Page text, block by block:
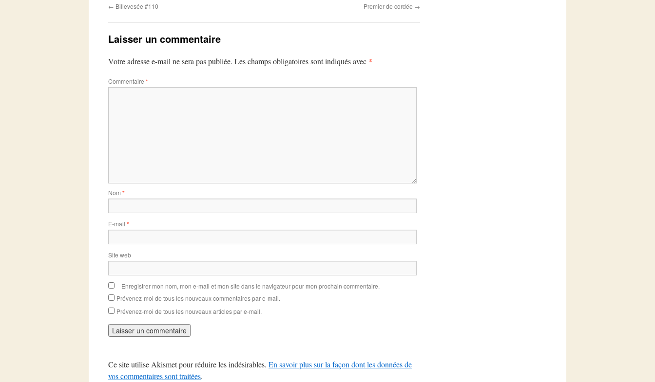
← Billevesée #110 Premier de cordée →
Laisser un commentaire
Votre adresse e-mail ne sera pas publiée. Les champs obligatoires sont indiqués avec *
Commentaire *
Nom *
E-mail *
Site web
Enregistrer mon nom, mon e-mail et mon site dans le navigateur pour mon prochain commentaire.
Prévenez-moi de tous les nouveaux commentaires par e-mail.
Prévenez-moi de tous les nouveaux articles par e-mail.
Ce site utilise Akismet pour réduire les indésirables. En savoir plus sur la façon dont les données de
vos commentaires sont traitées.